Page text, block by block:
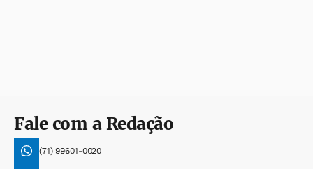
Fale com a Redação
(71) 99601-0020